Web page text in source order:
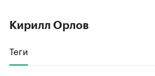
Кирилл Орлов
Теги